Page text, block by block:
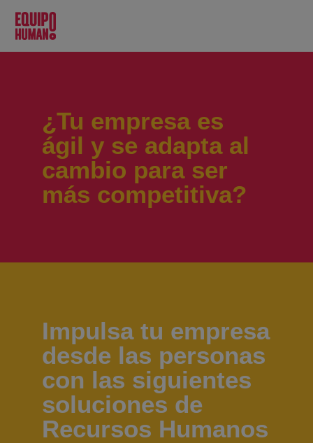
¿Tu empresa es
ágil y se adapta al
cambio para ser
más competitiva?
Impulsa tu empresa
desde las personas
con las siguientes
soluciones de
Recursos Humanos